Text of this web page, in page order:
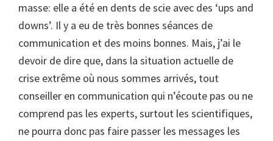
masse: elle a été en dents de scie avec des ‘ups and
downs’. Il y a eu de très bonnes séances de
communication et des moins bonnes. Mais, j’ai le
devoir de dire que, dans la situation actuelle de
crise extrême où nous sommes arrivés, tout
conseiller en communication qui n’écoute pas ou ne
comprend pas les experts, surtout les scientifiques,
ne pourra donc pas faire passer les messages les